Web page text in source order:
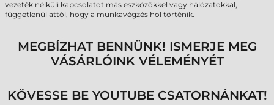
vezeték nélküli kapcsolatot más eszközökkel vagy hálózatokkal,
függetlenül attól, hogy a munkavégzés hol történik.
MEGBÍZHAT BENNÜNK! ISMERJE MEG
VÁSÁRLÓINK VÉLEMÉNYÉT
KÖVESSE BE YOUTUBE CSATORNÁNKAT!